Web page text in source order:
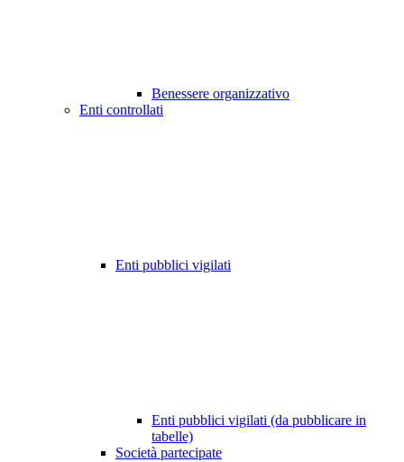
Benessere organizzativo
Enti controllati
Enti pubblici vigilati
Enti pubblici vigilati (da pubblicare in
tabelle)
Società partecipate